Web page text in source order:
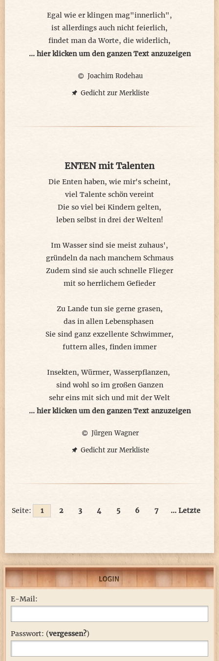
Egal wie er klingen mag"innerlich",
ist allerdings auch nicht feierlich,
findet man da Worte, die widerlich,
wird der Reim irgendwann öffentlich.
Man gab sich Müh hier hinsichtlich,
und achtete halt drauf wesentlich,
und der Reim somit unübersichtlich.
Peinlich eben, ist doch schrecklich.
Ausserdem ist und das ist amtlich,
nicht so belesen, bestückt ja ärmlich,
der Autor, halt eben nur"bürgerlich".
... hier klicken um den ganzen Text anzuzeigen
Joachim Rodehau
Gedicht zur Merkliste
ENTEN mit Talenten
Die Enten haben, wie mir's scheint,
viel Talente schön vereint
Die so viel bei Kindern gelten,
leben selbst in drei der Welten!
Im Wasser sind sie meist zuhaus',
gründeln da nach manchem Schmaus
Zudem sind sie auch schnelle Flieger
mit so herrlichem Gefieder
Zu Lande tun sie gerne grasen,
das in allen Lebensphasen
Sie sind ganz exzellente Schwimmer,
futtern alles, finden immer
Insekten, Würmer, Wasserpflanzen,
sind wohl so im großen Ganzen
sehr eins mit sich und mit der Welt
Ihr Wesen ist's, was uns gefällt
und Herzen leicht erobern kann
Ihr Schnattern ist zwar kein Gesang,
Sie halten das Gefieder rein
Die Bürzeldrüse gibt das Fett,
das schützt vor Kälte, Nässe, Dreck
So bleibt ihr Kleid auch wasserdicht
So sind sie frei vom Gruppenzwang
... hier klicken um den ganzen Text anzuzeigen
Jürgen Wagner
Gedicht zur Merkliste
Seite: 1 2 3 4 5 6 7 ... Letzte
E-Mail:
Passwort: (vergessen?)